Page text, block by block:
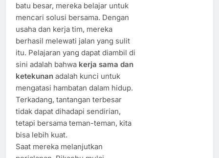
batu besar, mereka belajar untuk
mencari solusi bersama. Dengan
usaha dan kerja tim, mereka
berhasil melewati jalan yang sulit
itu. Pelajaran yang dapat diambil di
sini adalah bahwa kerja sama dan
ketekunan adalah kunci untuk
mengatasi hambatan dalam hidup.
Terkadang, tantangan terbesar
tidak dapat dihadapi sendirian,
tetapi bersama teman-teman, kita
bisa lebih kuat.
Saat mereka melanjutkan